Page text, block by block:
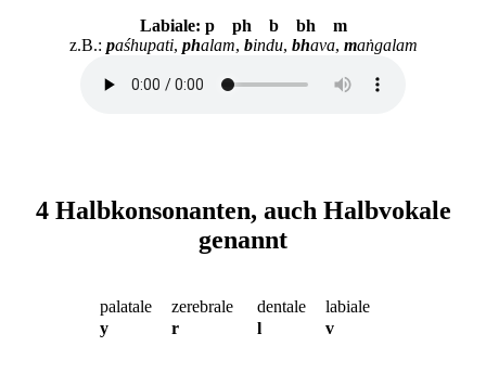
Labiale: p ph b bh m
z.B.: paśhupati, phalam, bindu, bhava, maṅgalam
4 Halbkonsonanten, auch Halbvokale
genannt
palatale zerebrale dentale
labiale
y
r l v